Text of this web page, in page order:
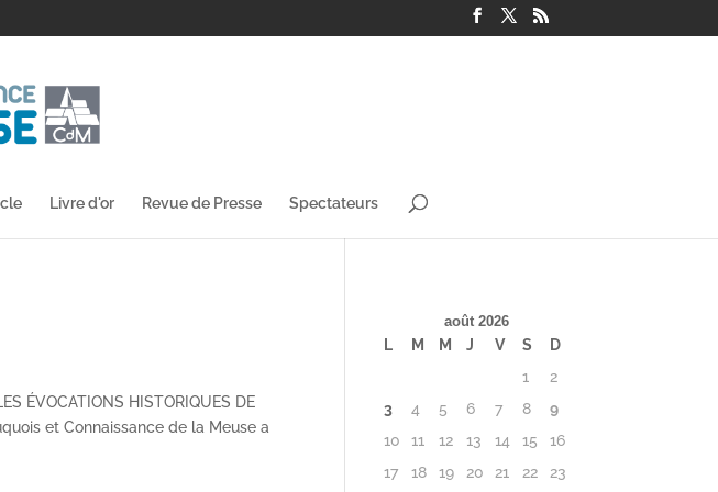
Livre d'or Revue de Presse Spectateurs
ÉVOCATIONS HISTORIQUES DE
et Connaissance de la Meuse a
août 2026
L M M J V S
D
1
2
3
4 5 6 7 8
9
10
11 12 13 14 15
16
17
18 19 20 21 22
23